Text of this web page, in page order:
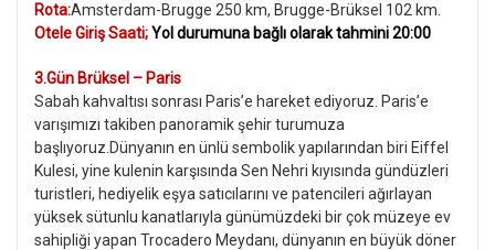
Rota:Amsterdam-Brugge 250 km, Brugge-Brüksel 102 km.
Otele Giriş Saati;Yol durumuna bağlı olarak tahmini 20:00
3.Gün Brüksel – Paris
Sabah kahvaltısı sonrası Paris’e hareket ediyoruz. Paris’e
varışımızı takiben panoramik şehir turumuza
başlıyoruz.Dünyanın en ünlü sembolik yapılarından biri Eiffel
Kulesi, yine kulenin karşısında Sen Nehri kıyısında gündüzleri
turistleri, hediyelik eşya satıcılarını ve patencileri ağırlayan
yüksek sütunlu kanatlarıyla günümüzdeki bir çok müzeye ev
sahipliği yapan Trocadero Meydanı, dünyanın en büyük döner